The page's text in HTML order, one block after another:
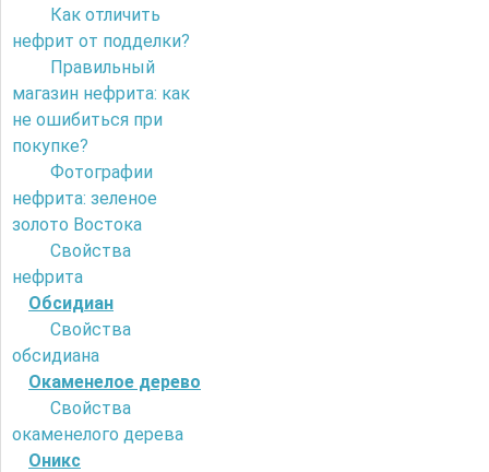
Как отличить
нефрит от подделки?
Правильный
магазин нефрита: как
не ошибиться при
покупке?
Фотографии
нефрита: зеленое
золото Востока
Свойства
нефрита
Обсидиан
Свойства
обсидиана
Окаменелое дерево
Свойства
окаменелого дерева
Оникс